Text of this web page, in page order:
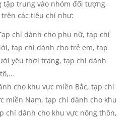
tập trung vào nhóm đối tượng
các tiêu chí như:
chí dành cho phụ nữ, tạp chí
tạp chí dành cho trẻ em, tạp
yêu thời trang, tạp chí dành
cho khu vực miền Bắc, tạp chí
miền Nam, tạp chí dành cho khu
chí dành cho khu vực nông thôn,